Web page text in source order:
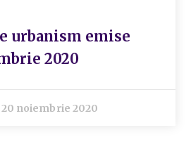
urbanism emise
2020
20 noiembrie 2020